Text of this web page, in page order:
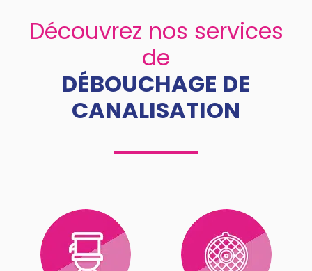
Découvrez nos services
de
DÉBOUCHAGE DE
CANALISATION